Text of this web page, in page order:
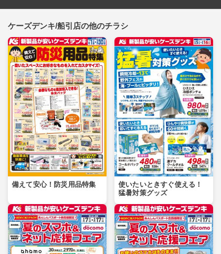
ケーズデンキ/船引店の他のチラシ
備えて安心！防災用品特集
使いたいときすぐ使える！
猛暑対策グッズ